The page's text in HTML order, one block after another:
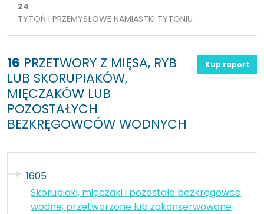
24
TYTOŃ I PRZEMYSŁOWE NAMIASTKI TYTONIU
16 PRZETWORY Z MIĘSA, RYB
LUB SKORUPIAKÓW,
MIĘCZAKÓW LUB
POZOSTAŁYCH
BEZKRĘGOWCÓW WODNYCH
Kup raport
1605
Skorupiaki, mięczaki i pozostałe bezkręgowce
wodne, przetworzone lub zakonserwowane